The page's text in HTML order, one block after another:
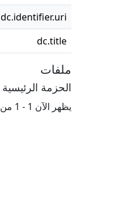
dc.identifier.uri
dc.title
ملفات
الحزمة الرئيسية
يظهر الآن 1 - 1 من 1